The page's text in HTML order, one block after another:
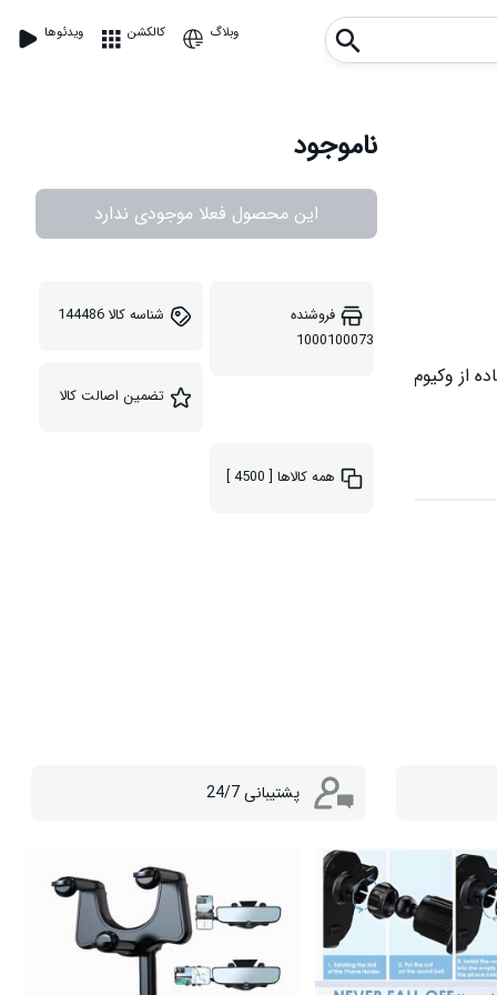
ویدئوها کالکشن وبلاگ
ناموجود
این محصول فعلا موجودی ندارد
فروشنده
1000100073
شناسه کالا144486
تضمین اصالت کالا
همه کالاها [ 4500 ]
پشتیبانی 24/7